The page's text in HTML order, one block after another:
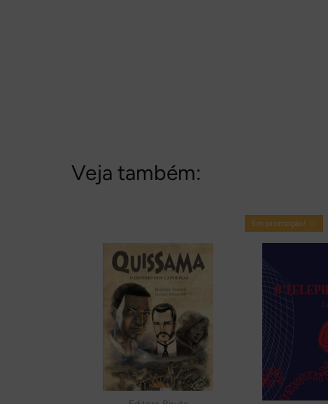
Veja também:
Em promoção! ☆